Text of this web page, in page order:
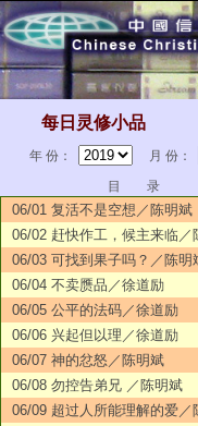
每日灵修小品
年 份：
月 份：
目 录
06/01 复活不是空想／陈明斌
06/02 赶快作工，候主来临／
06/03 可找到果子吗？／陈明
06/04 不卖赝品／徐道励
06/05 公平的法码／徐道励
06/06 兴起但以理／徐道励
06/07 神的忿怒／陈明斌
06/08 勿控告弟兄 ／陈明斌
06/09 超过人所能理解的爱／